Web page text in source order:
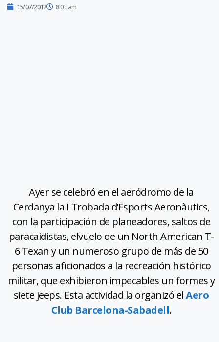
15/07/2012 8:03 am
Ayer se celebró en el aeródromo de la
Cerdanya la I Trobada d’Esports Aeronàutics,
con la participación de planeadores, saltos de
paracaidistas, elvuelo de un North American T-
6 Texan y un numeroso grupo de más de 50
personas aficionados a la recreación histórico
militar, que exhibieron impecables uniformes y
siete jeeps. Esta actividad la organizó elAero
Club Barcelona-Sabadell.